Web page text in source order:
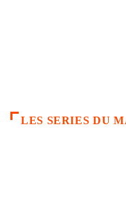
LES SERIES DU